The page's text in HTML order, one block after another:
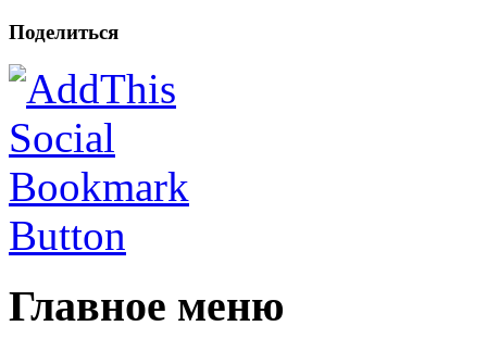
Поделиться
Главное меню